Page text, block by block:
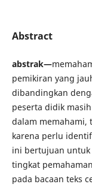
Abstract
abstrak—
pemikiran yang
dibandingkan
peserta didik
dalam memahami,
karena perlu
ini bertujuan untuk
tingkat
pada bacaan teks